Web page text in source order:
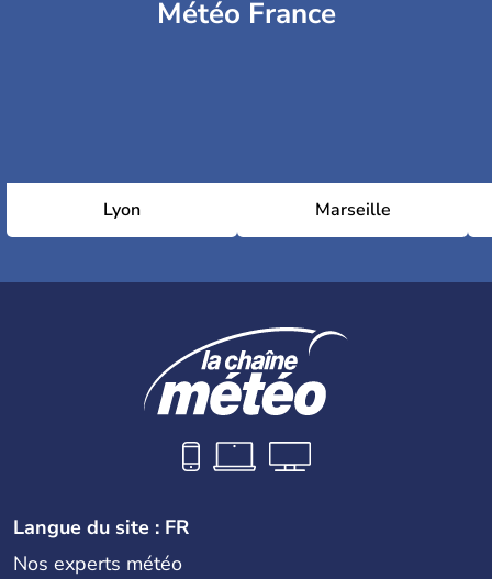
Plage du RicantoMétéo France
Lyon Marseille
Langue du site : FR
Nos experts météo